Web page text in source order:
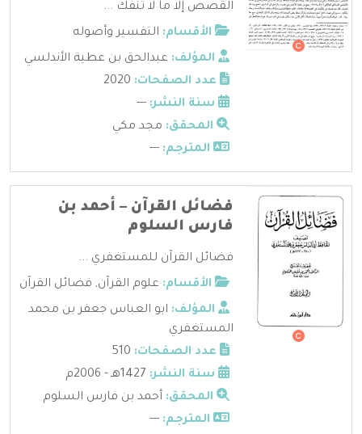
القصص إلا ما لا تنفك ...
الأقسام: التفسير وأصوله
المؤلف: عبدالحق بن عطية الأندلسي
عدد الصفحات:
سنة النشر: ---
المحقق: مجد مكي
المترجم: ---
فضائل القرآن – أحمد بن
فارس السلوم
فضائل القرآن للمستغفري ...
الأقسام: علوم القرآن, فضائل القرآن
المؤلف: ابو العباس جعفر بن محمد
المستغفري
عدد الصفحات:
سنة النشر:
المحقق: أحمد بن فارس السلوم
المترجم: ---